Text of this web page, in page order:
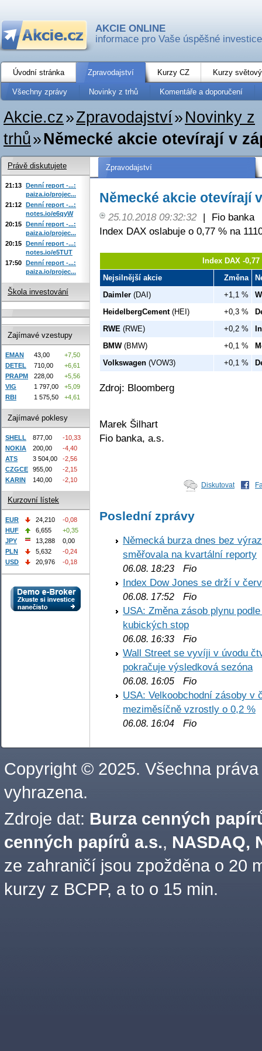
AKCIE ONLINE
informace pro Vaše úspěšné investice
Úvodní stránka Zpravodajství Kurzy CZ Kurzy
Všechny zprávy Novinky z trhů Komentáře a doporučení
Akcie.cz»Zpravodajství» Novinky z
trhů»Německé akcie otevírají v
Zpravodajství
Německé akcie otevírají
25.10.2018 09:32:32 |
Fio banka
Index DAX oslabuje o 0,77 % na
Index DAX -
Nejsilnější akcie
Změna
Daimler (DAI) +1,1 %
HeidelbergCement(HEI) +0,3 %
RWE (RWE) +0,2 %
BMW(BMW) +0,1 %
Volkswagen (VOW3) +0,1 %
Zdroj: Bloomberg
Marek Šilhart
Fio banka, a.s.
Diskutovat
Poslední zprávy
Německá burza dnes bez
směřovala na kvartální reporty
06.08. 18:23 Fio
Index Dow Jones se drží v
06.08. 17:52 Fio
USA: Změna zásob plynu
kubických stop
06.08. 16:33 Fio
Wall Street se vyvíji v úvodu
pokračuje výsledková sezóna
06.08. 16:05 Fio
USA: Velkoobchodní zásoby v
meziměsíčně vzrostly o 0,2 %
06.08. 16:04 Fio
Právě diskutujete
21:13 Denní report -...:
paiza.io/projec...
21:12 Denní report -...:
notes.io/e6qyW
20:15 Denní report -...:
paiza.io/projec...
20:15 Denní report -...:
notes.io/e5TUT
17:50 Denní report -...:
paiza.io/projec...
Škola investování
Zajímavé vzestupy
EMAN 43,00
+7,50
DETEL
710,00
+6,61
PRAPM
228,00
+5,56
VIG
1 797,00
+5,09
RBI
1 575,50 +4,61
Zajímavé poklesy
SHELL 877,00
-10,33
NOKIA
200,00
-4,40
ATS
3 504,00
-2,56
CZGCE
955,00
-2,15
KARIN
140,00 -2,10
Kurzovní lístek
EUR 24,210
-0,08
HUF
6,655
+0,35
JPY
13,288
0,00
PLN
5,632
-0,24
USD
20,976 -0,18
Copyright © 2025. Všechna práva
vyhrazena.
Zdroje dat: Burza cenných
cenných papírů a.s., NASDAQ,
ze zahraničí jsou zpožděna o 20
kurzy z BCPP, a to o 15 min.